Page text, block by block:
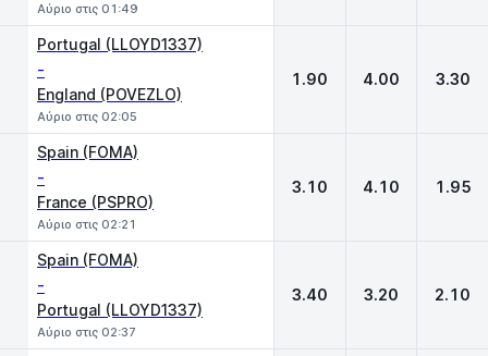
Αύριο στις 01:49
Portugal (LLOYD1337)
-
England (POVEZLO)
Αύριο στις 02:05
1.90 4.00 3.30
Spain (FOMA)
-
France (PSPRO)
Αύριο στις 02:21
3.10 4.10 1.95
Spain (FOMA)
-
Portugal (LLOYD1337)
Αύριο στις 02:37
3.40 3.20 2.10